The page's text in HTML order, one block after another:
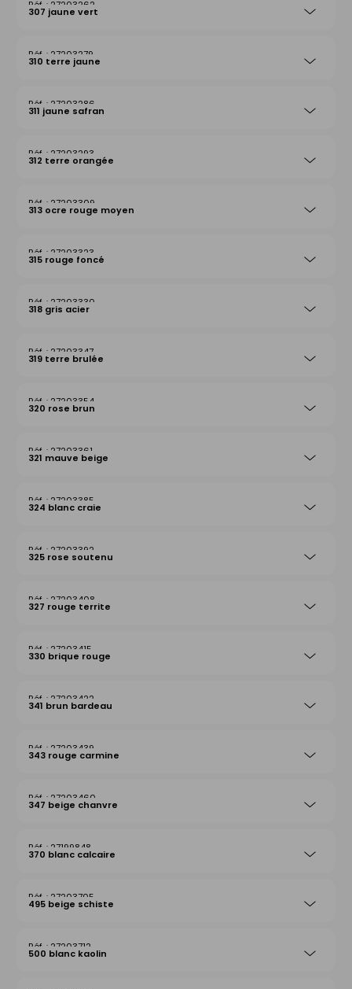
27203262
307 jaune vert
27203279
310 terre jaune
27203286
311 jaune safran
27203293
312 terre orangée
27203309
313 ocre rouge moyen
27203323
315 rouge foncé
27203330
318 gris acier
27203347
319 terre brulée
27203354
320 rose brun
27203361
321 mauve beige
27203385
324 blanc craie
27203392
325 rose soutenu
27203408
327 rouge territe
27203415
330 brique rouge
27203422
341 brun bardeau
27203439
343 rouge carmine
27203460
347 beige chanvre
27199848
370 blanc calcaire
27203705
495 beige schiste
27203712
500 blanc kaolin